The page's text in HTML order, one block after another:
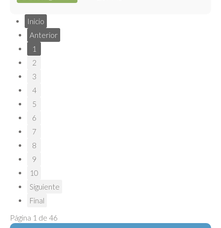
Inicio
Anterior
1
2
3
4
5
6
7
8
9
10
Siguiente
Final
Página 1 de 46